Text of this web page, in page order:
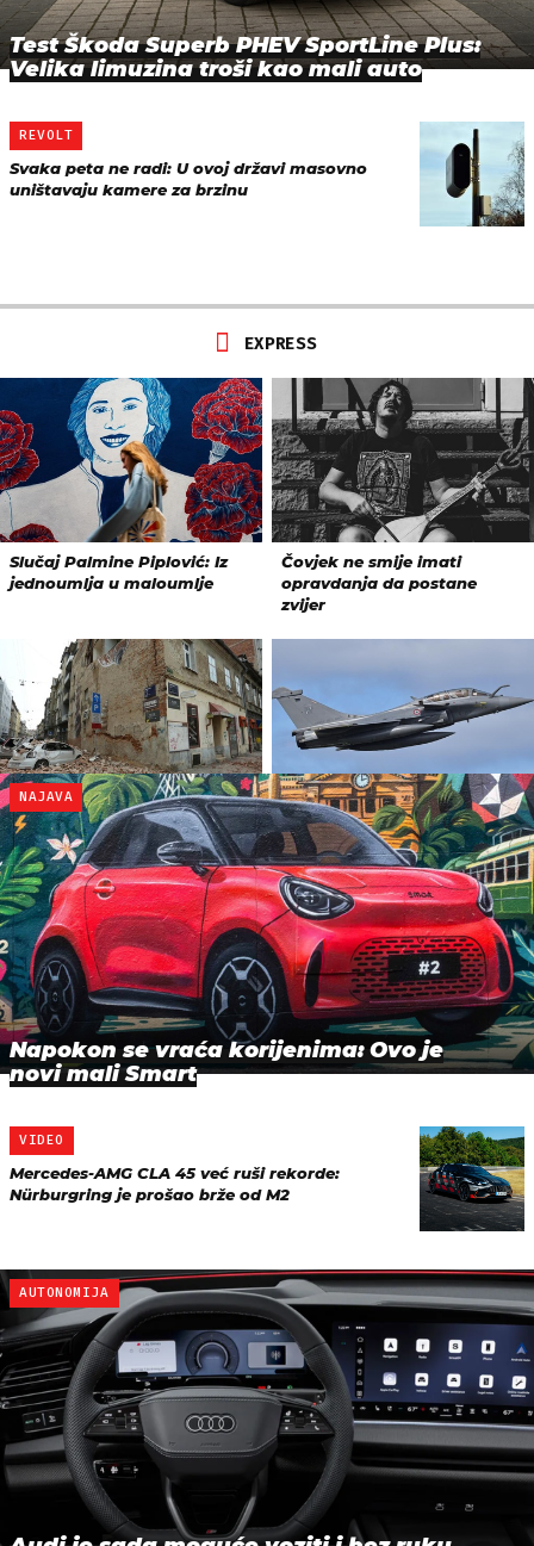
Test Škoda Superb PHEV SportLine Plus:
Velika limuzina troši kao mali auto
REVOLT
Svaka peta ne radi: U ovoj državi masovno
uništavaju kamere za brzinu
NAJAVA
Napokon se vraća korijenima: Ovo je
novi mali Smart
VIDEO
Mercedes-AMG CLA 45 već ruši rekorde:
Nürburgring je prošao brže od M2
AUTONOMIJA